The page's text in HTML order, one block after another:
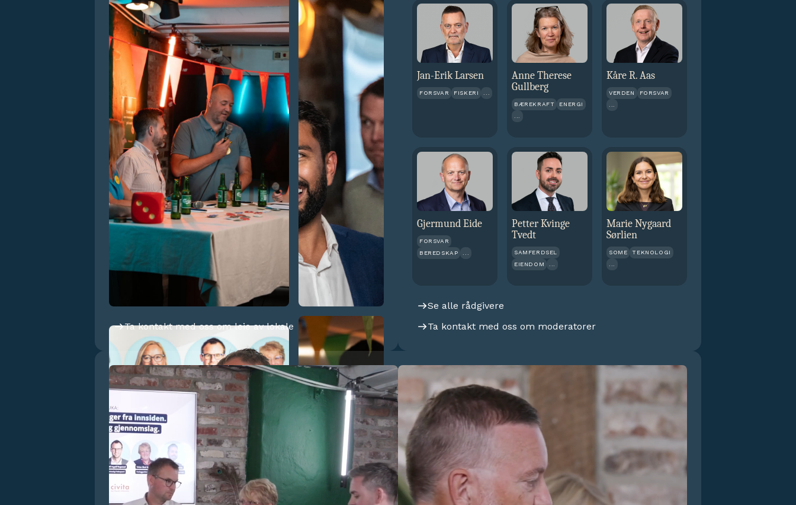
Ta kontakt med oss om leie av lokale
Jan-Erik Larsen
FORSVAR FISKERI
Anne Therese
Gullberg
BÆREKRAFT
ENERGI
Kåre R. Aas
VERDEN
FORSVAR
Gjermund Eide
FORSVAR
BEREDSKAP
Petter Kvinge
Tvedt
SAMFERDSEL
EIENDOM
Marie Nygaard
Sørlien
SOME
TEKNOLOGI
Se alle rådgivere
Ta kontakt med oss om moderatorer